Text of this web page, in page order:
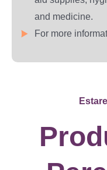
and medicine.
For more